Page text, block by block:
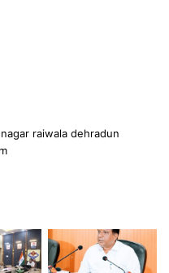
raiwala dehradun